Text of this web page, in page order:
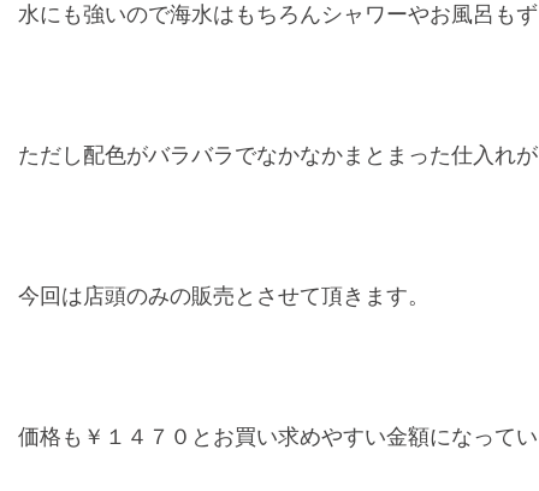
水にも強いので海水はもちろんシャワーやお風呂も
ただし配色がバラバラでなかなかまとまった仕入れ
今回は店頭のみの販売とさせて頂きます。
価格も￥１４７０とお買い求めやすい金額になって